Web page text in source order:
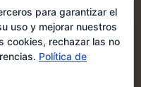
para garantizar el
uso y mejorar nuestros
cookies, rechazar las no
Política de